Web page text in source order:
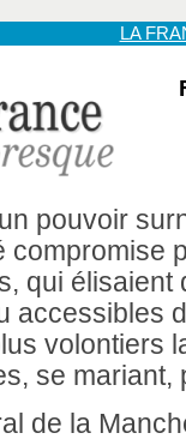
LA
pouvoir
compromise
qui élisaient
accessibles
volontiers
se mariant,
de la